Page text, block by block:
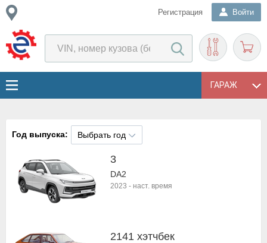
Регистрация Войти
ГАРАЖ
Год выпуска: Выбрать год
3
DA2
2023 - наст. время
2141 хэтчбек